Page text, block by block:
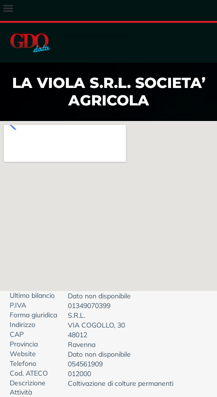
LA VIOLA S.R.L. SOCIETA’
AGRICOLA
Ultimo bilancio
Dato non disponibile
P.IVA
01349070399
Forma giuridica
S.R.L.
Indirizzo
VIA COGOLLO, 30
CAP
48012
Provincia
Ravenna
Website
Dato non disponibile
Telefono
054561909
Cod. ATECO
012000
Descrizione
Attività
Coltivazione di colture permanenti